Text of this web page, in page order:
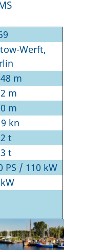
Werft,
m
m
m
kn
t
t
PS / 110 kW